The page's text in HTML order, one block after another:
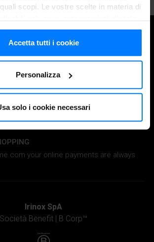
scopi. Le vostre scelte in materia di
le vostre scelte. È possibile
il proprio consenso in qualsiasi
sui cookie o facendo clic
vorremmo anche:
sulla tua posizione
tuo dispositivo, scansionandolo
alla ricerca di caratteristiche specifiche
sui cookie.
per personalizzare i contenuti e gli
Accetta tutti i cookie
Personalizza
solo i cookie necessari
SERVICE
for information about your order and our
on orders over €100.
days to make your return free of charge.
your online payments are always
Irinox SpA
Società Benefit | B Corp™